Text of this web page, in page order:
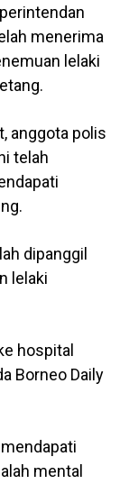
menerima
lelaki
anggota polis
telah
dipanggil
lelaki
hospital
Borneo Daily
mental